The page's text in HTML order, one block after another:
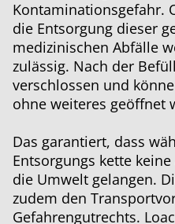
Kontaminationsgefahr.
die Entsorgung dieser
medizinischen Abfälle
zulässig. Nach der
verschlossen und
ohne weiteres geöffnet
Das garantiert, dass
Entsorgungs kette
die Umwelt gelangen.
zudem den
Gefahrengutrechts.